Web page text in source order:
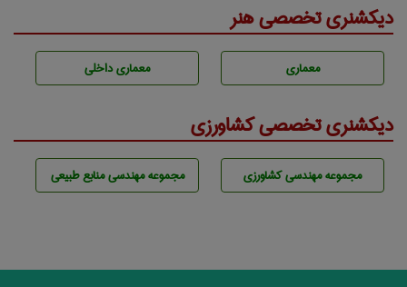
دیکشنری تخصصی هنر
معماری معماری داخلی
دیکشنری تخصصی کشاورزی
مجموعه مهندسی كشاورزی مجموعه مهندسی منابع طبيعی